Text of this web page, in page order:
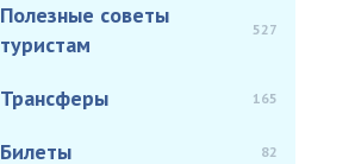
Полезные советы
туристам
527
Трансферы 165
Билеты 82